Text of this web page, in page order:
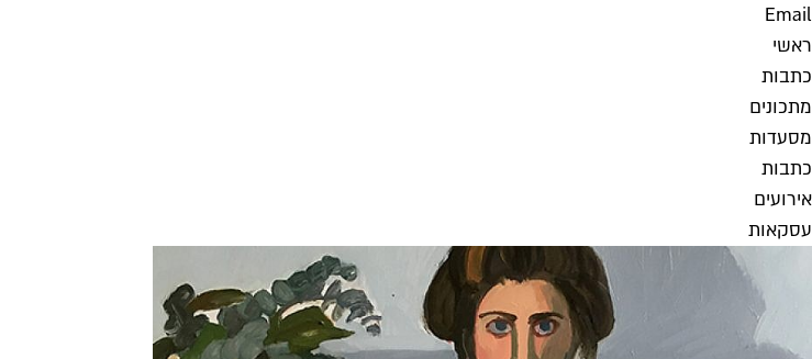
Email
ראשי
כתבות
מתכונים
מסעדות
כתבות
אירועים
עסקאות